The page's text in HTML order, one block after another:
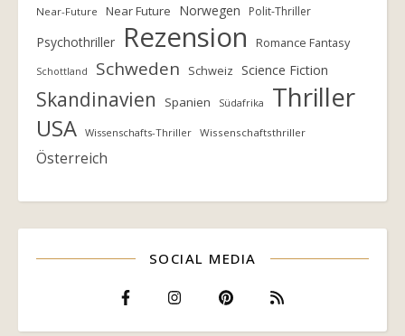
Near-Future Near Future Norwegen Polit-Thriller
Psychothriller Rezension Romance Fantasy
Schottland Schweden Schweiz Science Fiction
Skandinavien Spanien Südafrika Thriller
USA Wissenschafts-Thriller Wissenschaftsthriller
Österreich
SOCIAL MEDIA